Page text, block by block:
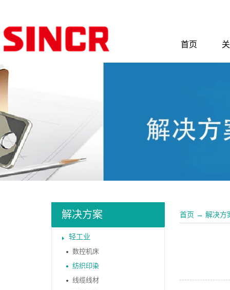
首页
解决方案
轻工业
数控机床
纺织印染
线缆线材
首页 → 解决方